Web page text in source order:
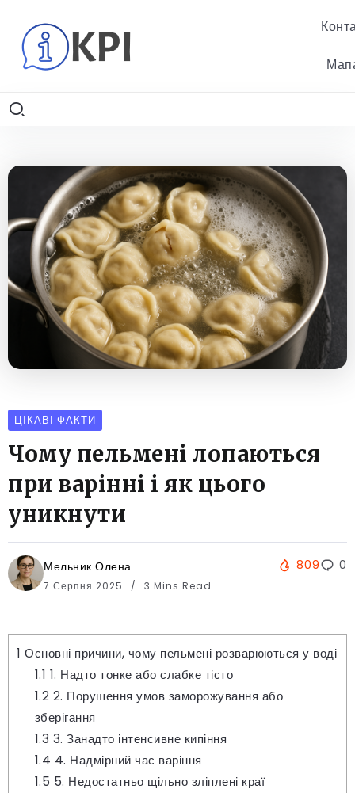
ЦІКАВІ ФАКТИ
Чому пельмені лопаються
при варінні і як цього
уникнути
Мельник Олена
7 Серпня 2025 3 Mins Read
809 0
1 Основні причини, чому пельмені розварюються у воді
1.1 1. Надто тонке або слабке тісто
1.2 2. Порушення умов заморожування або
зберігання
1.3 3. Занадто інтенсивне кипіння
1.4 4. Надмірний час варіння
1.5 5. Недостатньо щільно зліплені краї